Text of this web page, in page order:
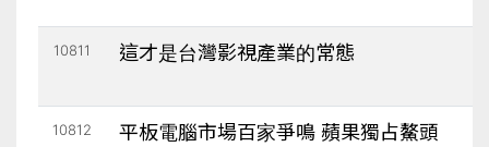
10811 這才是台灣影視產業的常態
10812 平板電腦市場百家爭鳴 蘋果獨占鰲頭